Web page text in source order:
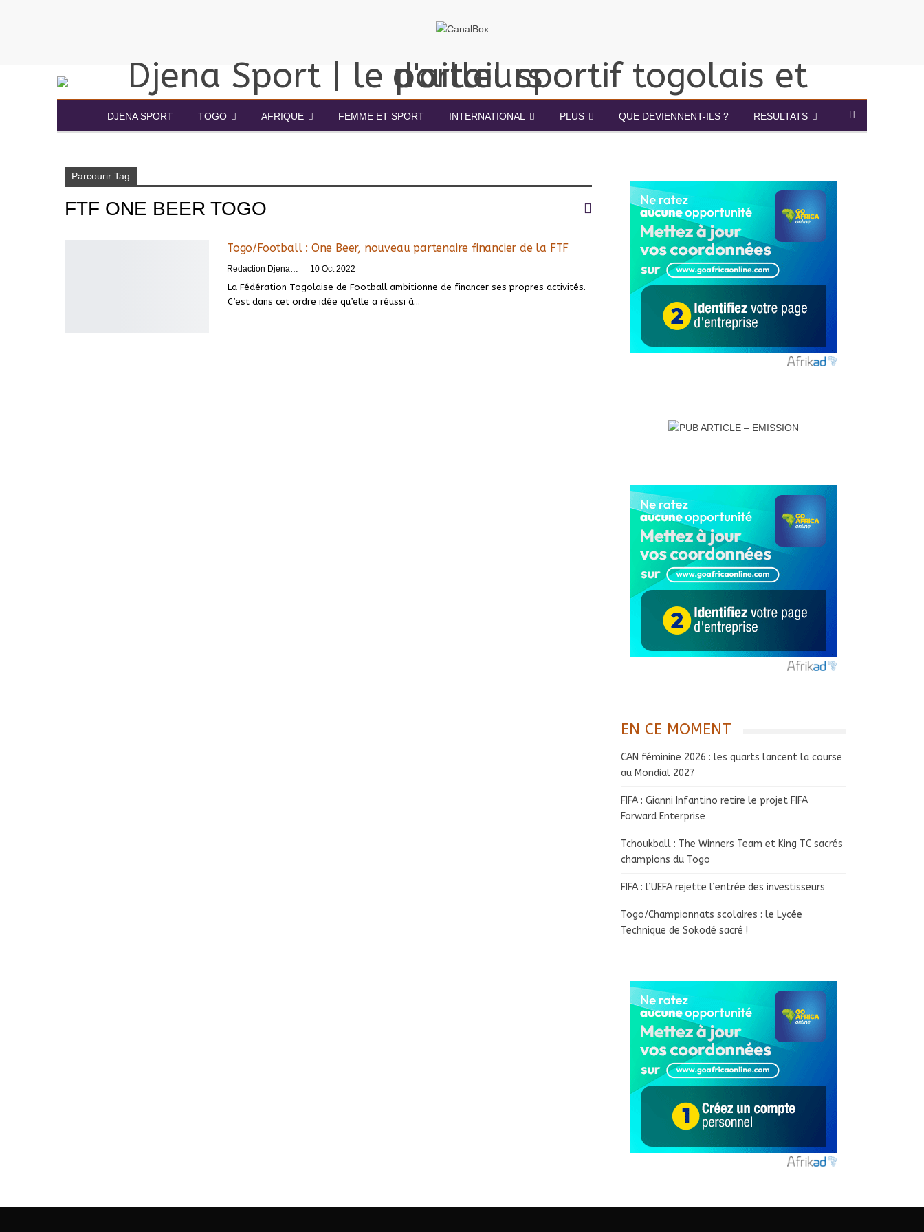
DJENA SPORT TOGO AFRIQUE FEMME ET SPORT INTERNATIONAL PLUS QUE DEVIENNENT-ILS ? RESULTATS
Parcourir Tag
FTF ONE BEER TOGO
Togo/Football : One Beer, nouveau partenaire financier de la FTF
Redaction DjenaSport 10 Oct 2022
La Fédération Togolaise de Football ambitionne de financer ses propres activités.
C’est dans cet ordre idée qu’elle a réussi à…
EN CE MOMENT
CAN féminine 2026 : les quarts lancent la course
au Mondial 2027
FIFA : Gianni Infantino retire le projet FIFA
Forward Enterprise
Tchoukball : The Winners Team et King TC sacrés
champions du Togo
FIFA : l’UEFA rejette l’entrée des investisseurs
Togo/Championnats scolaires : le Lycée
Technique de Sokodé sacré !